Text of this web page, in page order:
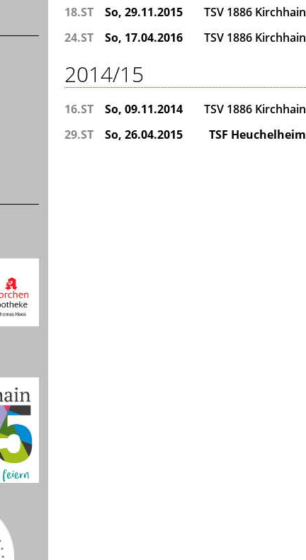
18.ST So, 29.11.2015 TSV 1886 Kirchhain
24.ST So, 17.04.2016 TSV 1886 Kirchhain
2014/15
16.ST So, 09.11.2014 TSV 1886 Kirchhain
29.ST So, 26.04.2015 TSF Heuchelheim